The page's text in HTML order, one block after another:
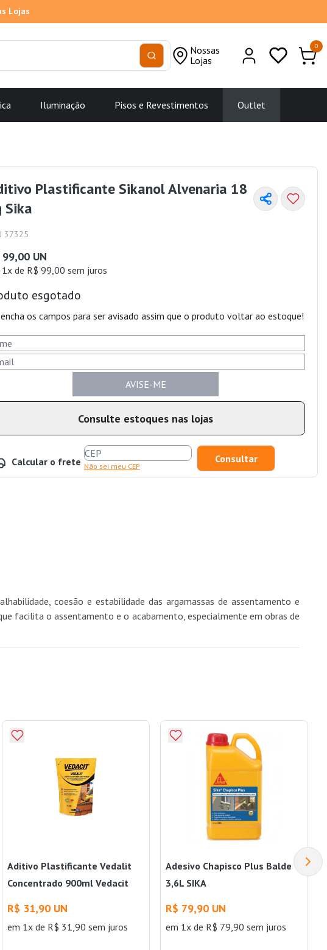
Lojas
Nossas
Lojas
0
Iluminação Pisos e Revestimentos Outlet
Plastificante Sikanol Alvenaria 18
Sika
37325
99,00 UN
de R$ 99,00 sem juros
esgotado
os campos para ser avisado assim que o produto voltar ao estoque!
AVISE-ME
Consulte estoques nas lojas
Calcular o frete Não sei meu CEP
coesão e estabilidade das argamassas de assentamento e
facilita o assentamento e o acabamento, especialmente em obras de
Aditivo Plastificante Vedalit
Concentrado 900ml Vedacit
R$ 31,90 UN
em 1x de R$ 31,90 sem juros
Adesivo Chapisco Plus Balde
3,6L SIKA
R$ 79,90 UN
em 1x de R$ 79,90 sem juros